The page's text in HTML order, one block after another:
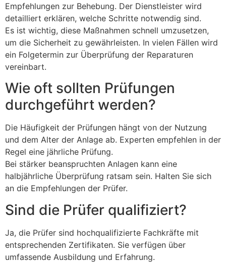
Empfehlungen zur Behebung. Der Dienstleister wird
detailliert erklären, welche Schritte notwendig sind.
Es ist wichtig, diese Maßnahmen schnell umzusetzen,
um die Sicherheit zu gewährleisten. In vielen Fällen wird
ein Folgetermin zur Überprüfung der Reparaturen
vereinbart.
Wie oft sollten Prüfungen
durchgeführt werden?
Die Häufigkeit der Prüfungen hängt von der Nutzung
und dem Alter der Anlage ab. Experten empfehlen in der
Regel eine jährliche Prüfung.
Bei stärker beanspruchten Anlagen kann eine
halbjährliche Überprüfung ratsam sein. Halten Sie sich
an die Empfehlungen der Prüfer.
Sind die Prüfer qualifiziert?
Ja, die Prüfer sind hochqualifizierte Fachkräfte mit
entsprechenden Zertifikaten. Sie verfügen über
umfassende Ausbildung und Erfahrung.